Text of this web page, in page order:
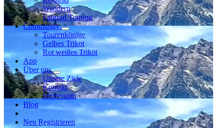
Wandern
Fahrrad Touring
Community
Tourenkönige
Gelbes Trikot
Rot weißes Trikot
App
Über uns
Unsere Ziele
Kontakt
Impressum
Blog
Neu Registrieren